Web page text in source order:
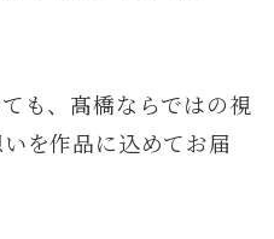
も、髙橋ならではの視
を作品に込めてお届